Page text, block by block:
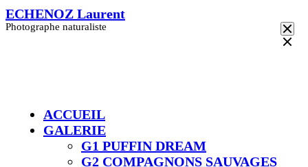
Skip
to
ECHENOZ Laurent
Photographe naturaliste
ACCUEIL
GALERIE
G1 PUFFIN DREAM
G2 COMPAGNONS SAUVAGES